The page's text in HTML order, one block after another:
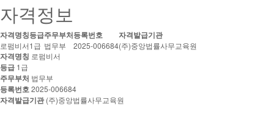
자격정보
자격명칭등급주무부처등록번호 자격발급기관
로펌비서1급 법무부 2025-006684(주)중앙법률사무교육원
자격명칭 로펌비서
등급 1급
주무부처 법무부
등록번호2025-006684
자격발급기관 (주)중앙법률사무교육원